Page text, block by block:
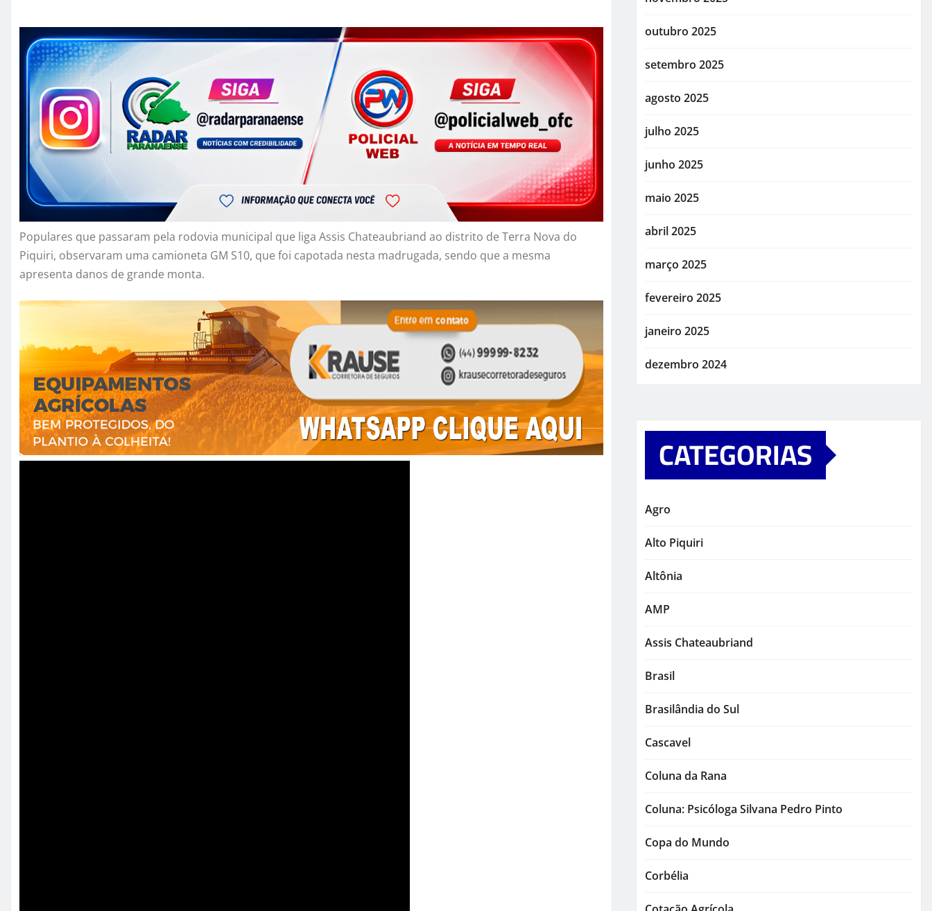
Populares que passaram pela rodovia municipal que liga Assis Chateaubriand ao distrito de Terra Nova do
Piquiri, observaram uma camioneta GM S10, que foi capotada nesta madrugada, sendo que a mesma
apresenta danos de grande monta.
outubro 2025
setembro 2025
agosto 2025
julho 2025
junho 2025
maio 2025
abril 2025
março 2025
fevereiro 2025
janeiro 2025
dezembro 2024
CATEGORIAS
Agro
Alto Piquiri
Altônia
AMP
Assis Chateaubriand
Brasil
Brasilândia do Sul
Cascavel
Coluna da Rana
Coluna: Psicóloga Silvana Pedro Pinto
Copa do Mundo
Corbélia